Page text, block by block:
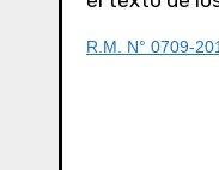
R.M. N° 0709-